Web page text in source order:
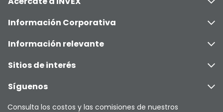
Información Corporativa
Información relevante
Sitios de interés
Síguenos
Consulta los costos y las comisiones de nuestros